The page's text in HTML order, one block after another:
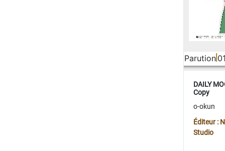
Parution
DAILY
Copy
o-okun
Éditeur :
Studio